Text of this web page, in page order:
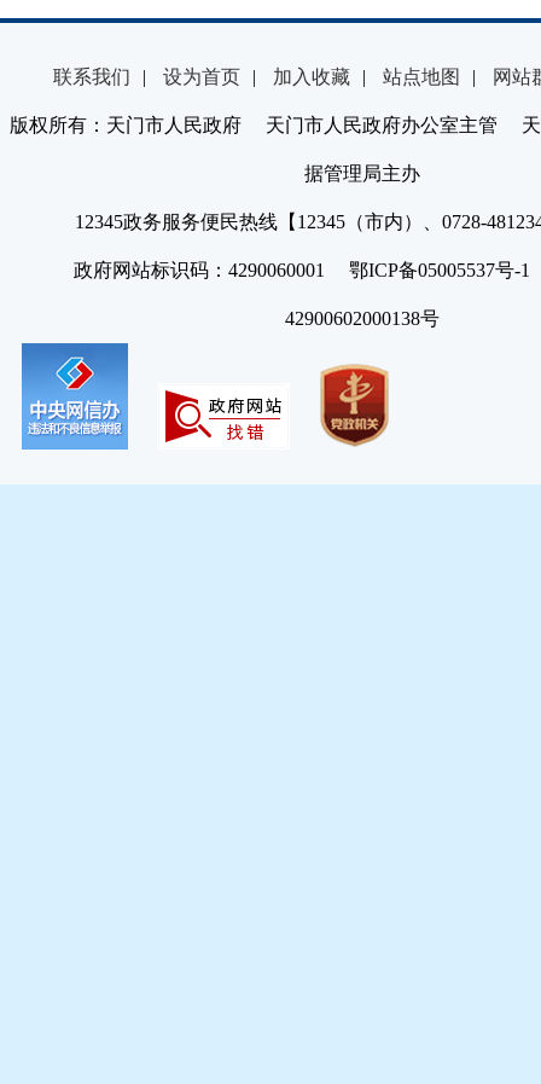
联系我们 | 设为首页 | 加入收藏 | 站点地图 | 网站
版权所有：天门市人民政府 天门市人民政府办公室主管 天
据管理局主办
12345政务服务便民热线【12345（市内）、0728-
政府网站标识码：4290060001 鄂ICP备05005537号
42900602000138号